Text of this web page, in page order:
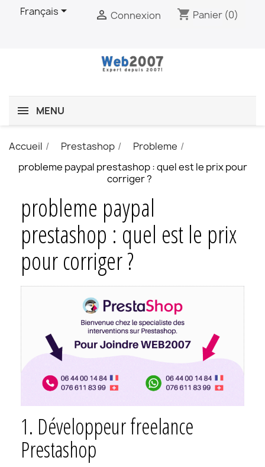
Français  Connexion shopping_cart Panier (0)
MENU
Accueil Prestashop
Probleme
probleme paypal prestashop : quel est le prix pour
corriger ?
probleme paypal
prestashop : quel est le prix
pour corriger ?
1. Développeur freelance
Prestashop